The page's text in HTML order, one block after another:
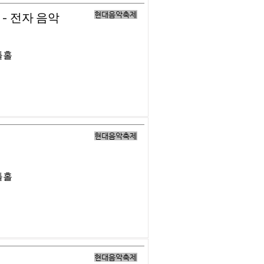
현대음악축제
전자 음악
홀
현대음악축제
홀
현대음악축제